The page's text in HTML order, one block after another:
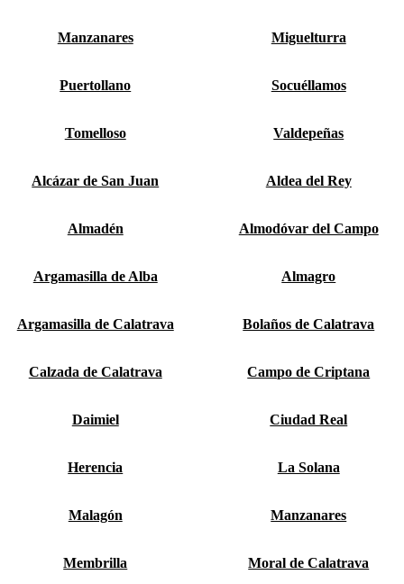
Manzanares Miguelturra
Puertollano Socuéllamos
Tomelloso Valdepeñas
Alcázar de San Juan Aldea del Rey
Almadén Almodóvar del Campo
Argamasilla de Alba Almagro
Argamasilla de Calatrava Bolaños de Calatrava
Calzada de Calatrava Campo de Criptana
Daimiel Ciudad Real
Herencia La Solana
Malagón Manzanares
Membrilla Moral de Calatrava